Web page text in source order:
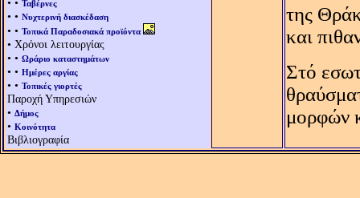
Ταβέρνες
• • Νυχτερινή διασκέδαση
• • Τοπικά Παραδοσιακά προϊόντα
• Χρόνοι λειτουργίας
• • Ωράριο καταστημάτων
• • Ημέρες αργίας
• • Τοπικές γιορτές
Παροχή Υπηρεσιών
• Δήμος
• Κοινότητα
Βιβλιογραφία
της
και
Στό
μορφών